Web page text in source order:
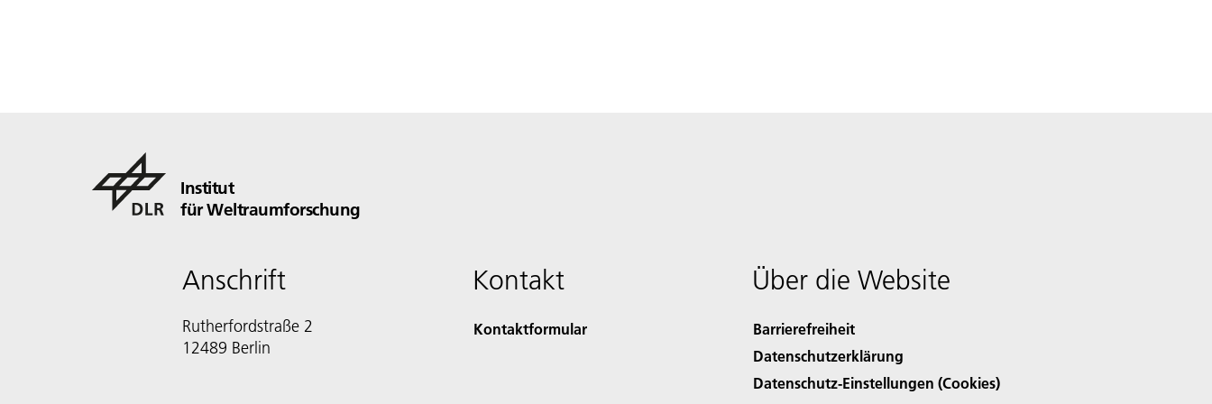
Institut
für Weltraumforschung
Anschrift
Rutherfordstraße 2
12489 Berlin
Kontakt
Kontaktformular
Über die Website
Barrierefreiheit
Datenschutzerklärung
Datenschutz-Einstellungen (Cookies)